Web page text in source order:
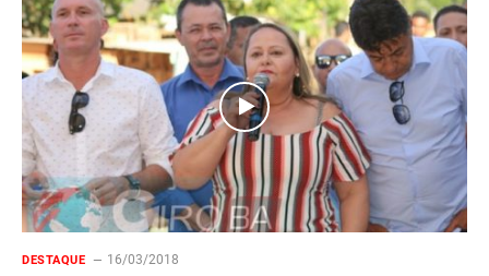
DESTAQUE 16/03/2018